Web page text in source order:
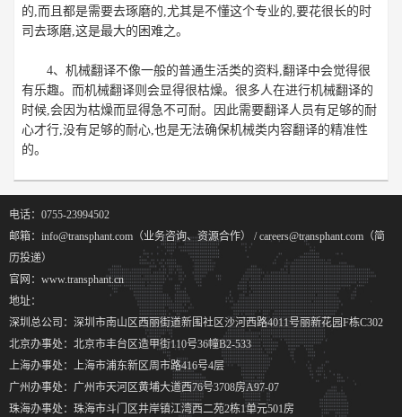
的,而且都是需要去琢磨的,尤其是不懂这个专业的,要花很长的时
司去琢磨,这是最大的困难之。
4、 机械翻译不像一般的普通生活类的资料,翻译中会觉得很
有乐趣。而机械翻译则会显得很枯燥。很多人在进行机械翻译的
时候,会因为枯燥而显得急不可耐。因此需要翻译人员有足够的耐
心才行,没有足够的耐心,也是无法确保机械类内容翻译的精准性
的。
电话：0755-23994502
邮箱：info@transphant.com（业务咨询、资源合作） / careers@transphant.com（简
历投递）
官网：www.transphant.cn
地址：
深圳总公司：深圳市南山区西丽街道新围社区沙河西路4011号丽新花园F栋C302
北京办事处：北京市丰台区造甲街110号36幢B2-533
上海办事处：上海市浦东新区周市路416号4层
广州办事处：广州市天河区黄埔大道西76号3708房A97-07
珠海办事处：珠海市斗门区井岸镇江湾西二苑2栋1单元501房